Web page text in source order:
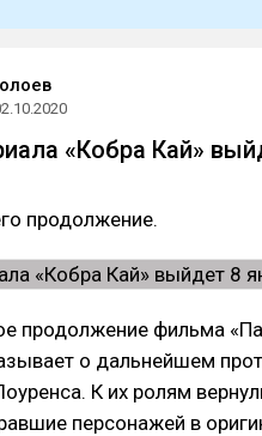
«Кобра Кай»
продолжение.
продолжение фильма
о дальнейшем
К их ролям
персонажей в